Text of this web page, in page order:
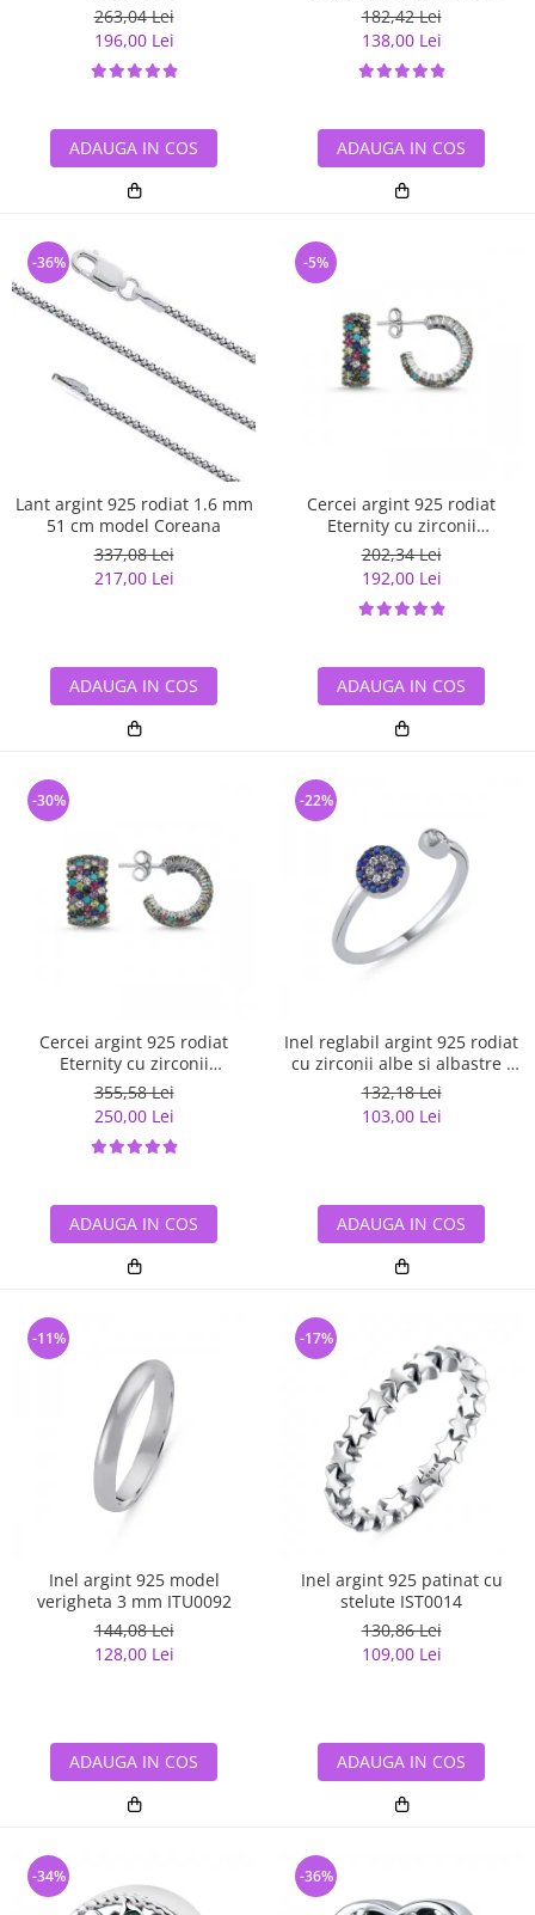
263,04 Lei
196,00 Lei
ADAUGA IN COS
182,42 Lei
138,00 Lei
ADAUGA IN COS
Lant argint 925 rodiat 1.6 mm
51 cm model Coreana
337,08 Lei
217,00 Lei
-36%
ADAUGA IN COS
Cercei argint 925 rodiat
Eternity cu zirconii
multicolore ETU0028
202,34 Lei
192,00 Lei
-5%
ADAUGA IN COS
Cercei argint 925 rodiat
Eternity cu zirconii
multicolore ETU0036
355,58 Lei
250,00 Lei
-30%
ADAUGA IN COS
Inel reglabil argint 925 rodiat
cu zirconii albe si albastre -
Be Elegant ITU0109
132,18 Lei
103,00 Lei
-22%
ADAUGA IN COS
Inel argint 925 model
verigheta 3 mm ITU0092
144,08 Lei
128,00 Lei
-11%
ADAUGA IN COS
Inel argint 925 patinat cu
stelute IST0014
130,86 Lei
109,00 Lei
-17%
ADAUGA IN COS
-34% -36%